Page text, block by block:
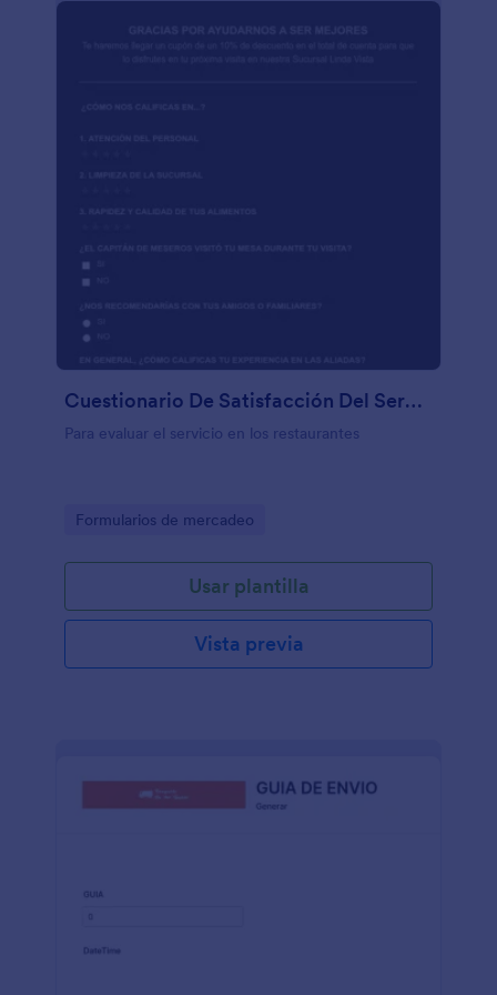
base de datos y proporcionar la mejor experiencia
Cuestionario De Satisfacción Del Servicio Aliadas A Invitados
Para evaluar el servicio en los restaurantes
Go to Category:
Formularios de mercadeo
Usar plantilla
Vista previa